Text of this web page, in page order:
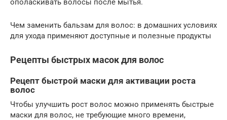
Чем заменить бальзам для волос: в домашних условиях
для ухода применяют доступные и полезные продукты
Рецепты быстрых масок для волос
Рецепт быстрой маски для активации роста
волос
Чтобы улучшить рост волос можно применять быстрые
маски для волос, не требующие много времени,